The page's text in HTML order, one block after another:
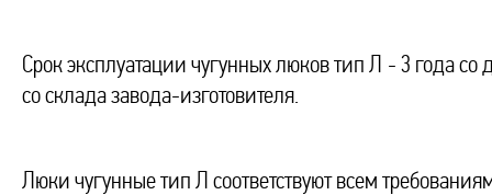
Срок эксплуатации чугунных люков тип Л - 3 года со
со склада завода-изготовителя.
Люки чугунные тип Л соответствуют всем